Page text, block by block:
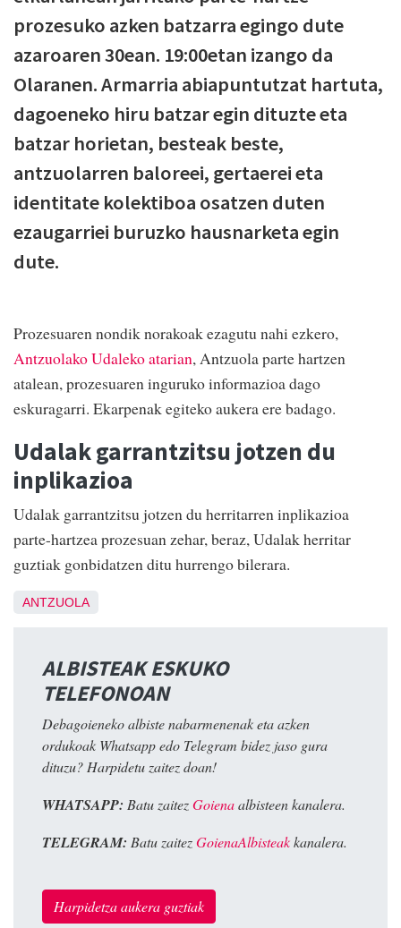
prozesuko azken batzarra egingo dute
azaroaren 30ean. 19:00etan izango da
Olaranen. Armarria abiapuntutzat hartuta,
dagoeneko hiru batzar egin dituzte eta
batzar horietan, besteak beste,
antzuolarren baloreei, gertaerei eta
identitate kolektiboa osatzen duten
ezaugarriei buruzko hausnarketa egin
dute.
Prozesuaren nondik norakoak ezagutu nahi ezkero,
Antzuolako Udaleko atarian, Antzuola parte hartzen
atalean, prozesuaren inguruko informazioa dago
eskuragarri. Ekarpenak egiteko aukera ere badago.
Udalak garrantzitsu jotzen du
inplikazioa
Udalak garrantzitsu jotzen du herritarren inplikazioa
parte-hartzea prozesuan zehar, beraz, Udalak herritar
guztiak gonbidatzen ditu hurrengo bilerara.
ANTZUOLA
ALBISTEAK ESKUKO
TELEFONOAN
Debagoieneko albiste nabarmenenak eta azken
ordukoak Whatsapp edo Telegram bidez jaso gura
dituzu? Harpidetu zaitez doan!
WHATSAPP: Batu zaitezGoienaalbisteen kanalera.
TELEGRAM: Batu zaitezGoienaAlbisteakkanalera.
Harpidetza aukera guztiak